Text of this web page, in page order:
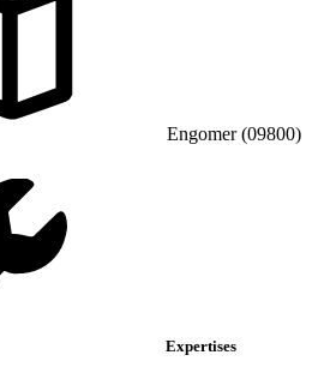
Engomer (09800)
Expertises